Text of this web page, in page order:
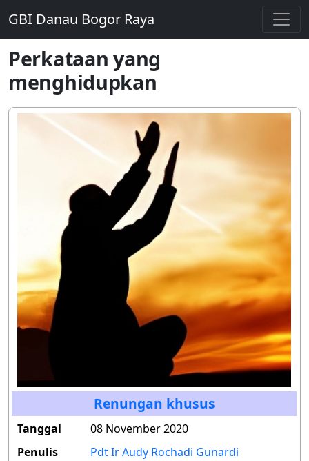
GBI Danau Bogor Raya
Perkataan yang
menghidupkan
Renungan khusus
Tanggal
08 November 2020
Penulis
Pdt Ir Audy Rochadi Gunardi